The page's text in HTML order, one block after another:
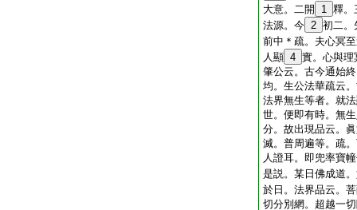
大意。二開
1 釋。
法源。今 2 初二。
前中＊疏。夫心冥
人顯 4 實。心與理
肇公云。古今通始
均。生公法華疏云
法界無生等者。就
世。便即有時。無
分。故出現品云。
滅。普周遍等。疏
人證耳。即兜率寶
是説。某日佛成道
於日。法界品云。
切分別網。超越一